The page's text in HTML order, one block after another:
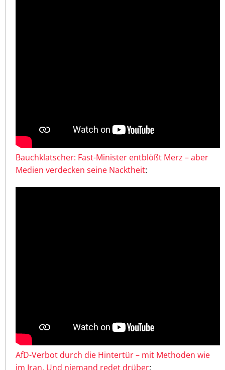
Bauchklatscher: Fast-Minister entblößt Merz – aber
Medien verdecken seine Nacktheit:
AfD-Verbot durch die Hintertür – mit Methoden wie
im Iran. Und niemand redet drüber: